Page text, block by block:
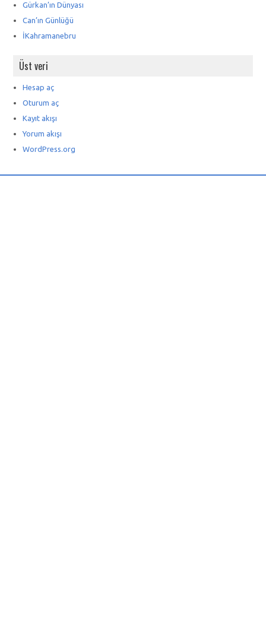
Gürkan’ın Dünyası
Can’ın Günlüğü
İKahramanebru
Üst veri
Hesap aç
Oturum aç
Kayıt akışı
Yorum akışı
WordPress.org